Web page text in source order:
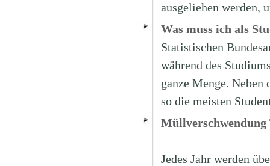
ausgeliehen werden,
Was muss ich als
Statistischen
während des
ganze Menge.
so die meisten
Müllverschwendung
Jedes Jahr werden